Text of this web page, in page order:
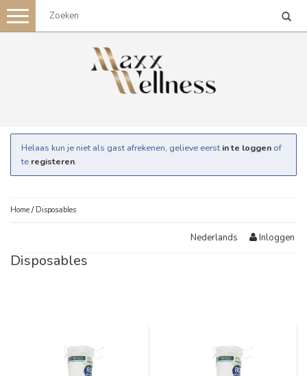
Toggle
navigation
Helaas kun je niet als gast afrekenen, gelieve eerst in te loggen of
te registeren.
Home / Disposables
Nederlands Inloggen
Disposables